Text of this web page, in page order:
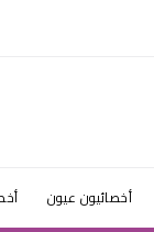
أخصائيون عيون